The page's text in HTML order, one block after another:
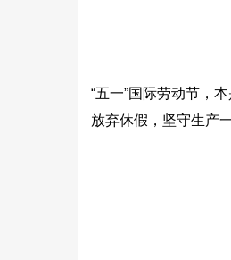
“五一”国际劳动节，
放弃休假，坚守生产